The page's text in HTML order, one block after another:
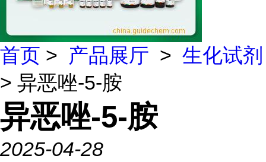
首页 > 产品展厅 > 生化试剂
> 异恶唑-5-胺
异恶唑-5-胺
2025-04-28